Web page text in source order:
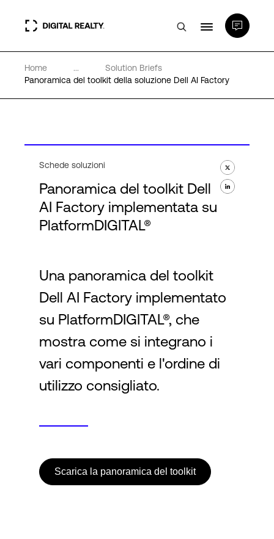
Data center
Competenze e Risorse
Chi Siamo
Language
Accesso
Home ...
Solution Briefs
Panoramica del toolkit della soluzione Dell AI Factory
Schede soluzioni
Panoramica del toolkit Dell
AI Factory implementata su
PlatformDIGITAL®
Una panoramica del toolkit
Dell AI Factory implementato
su PlatformDIGITAL®, che
mostra come si integrano i
vari componenti e l'ordine di
utilizzo consigliato.
Scarica la panoramica del toolkit